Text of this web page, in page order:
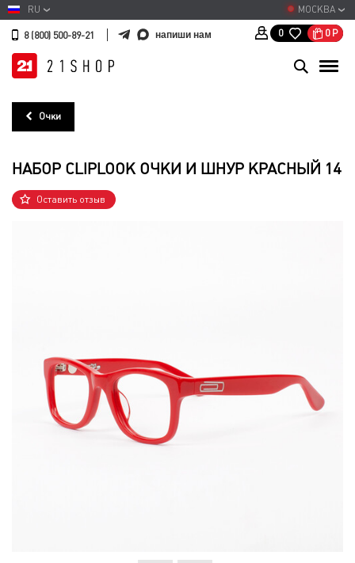
МОСКВА
RU
8 (800) 500-89-21 напиши нам 0 0 Р
Очки
НАБОР CLIPLOOK ОЧКИ И ШНУР КРАСНЫЙ 14
Оставить отзыв